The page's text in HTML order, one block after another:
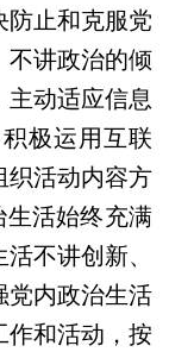
止和克服党
不讲政治的倾
动适应信息
极运用互联
织活动内容方
生活始终充满
不讲创新、
党内政治生活
作和活动，按